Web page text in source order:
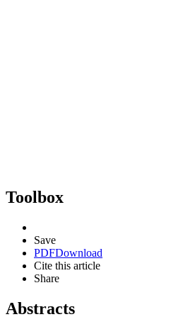
Toolbox
Save
PDFDownload
Cite this article
Share
Abstracts